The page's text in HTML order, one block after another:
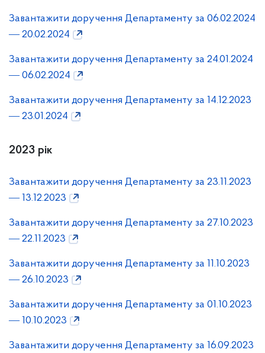
Завантажити доручення Департаменту за 06.02.2024
― 20.02.2024
Завантажити доручення Департаменту за 24.01.2024
― 06.02.2024
Завантажити доручення Департаменту за 14.12.2023
― 23.01.2024
2023 рік
Завантажити доручення Департаменту за 23.11.2023
― 13.12.2023
Завантажити доручення Департаменту за 27.10.2023
― 22.11.2023
Завантажити доручення Департаменту за 11.10.2023
― 26.10.2023
Завантажити доручення Департаменту за 01.10.2023
― 10.10.2023
Завантажити доручення Департаменту за 16.09.2023